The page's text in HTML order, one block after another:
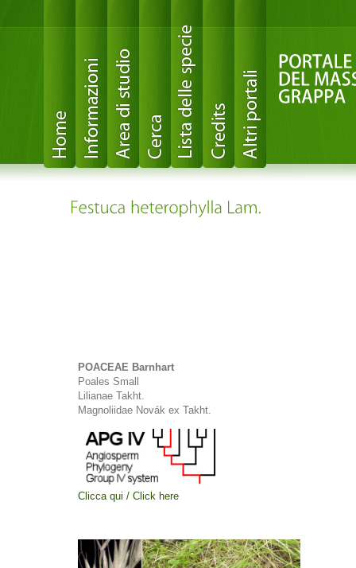
POACEAE Barnhart
Poales Small
Lilianae Takht.
Magnoliidae Novák ex Takht.
Clicca qui / Click here